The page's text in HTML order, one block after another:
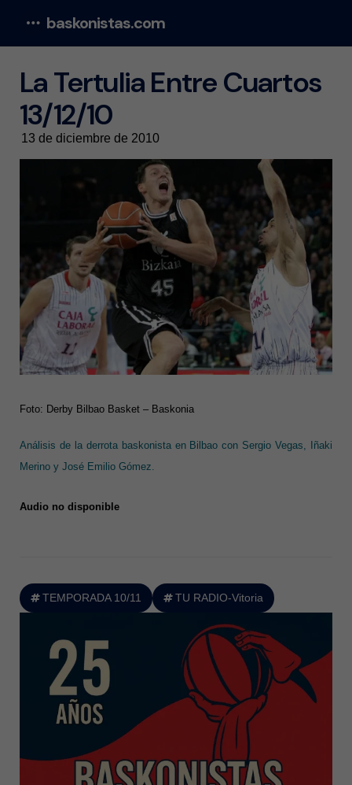
baskonistas.com
La Tertulia Entre Cuartos
13/12/10
13 de diciembre de 2010
Foto: Derby Bilbao Basket – Baskonia
Análisis de la derrota baskonista en Bilbao con Sergio Vegas, Iñaki
Merino y José Emilio Gómez.
Audio no disponible
TEMPORADA 10/11 TU RADIO-Vitoria